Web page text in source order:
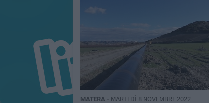
MATERA - MARTEDÌ 8 NOVEMBRE 2022